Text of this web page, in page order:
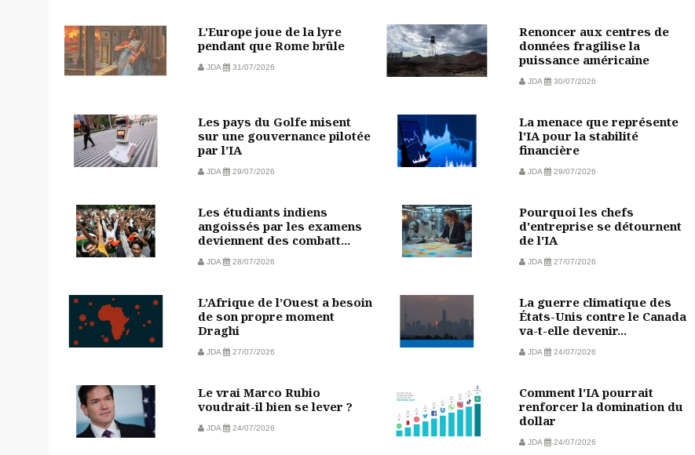
L'Europe joue de la lyre
pendant que Rome brûle
JDA 31/07/2026
Renoncer aux centres de
données fragilise la
puissance américaine
JDA 30/07/2026
Les pays du Golfe misent
sur une gouvernance pilotée
par l’IA
JDA 29/07/2026
La menace que représente
l'IA pour la stabilité
financière
JDA 29/07/2026
Les étudiants indiens
angoissés par les examens
deviennent des combatt...
JDA 28/07/2026
Pourquoi les chefs
d'entreprise se détournent
de l'IA
JDA 27/07/2026
L’Afrique de l’Ouest a besoin
de son propre moment
Draghi
JDA 27/07/2026
La guerre climatique des
États-Unis contre le Canada
va-t-elle devenir...
JDA 24/07/2026
Le vrai Marco Rubio
voudrait-il bien se lever ?
JDA 24/07/2026
Comment l'IA pourrait
renforcer la domination du
dollar
JDA 24/07/2026